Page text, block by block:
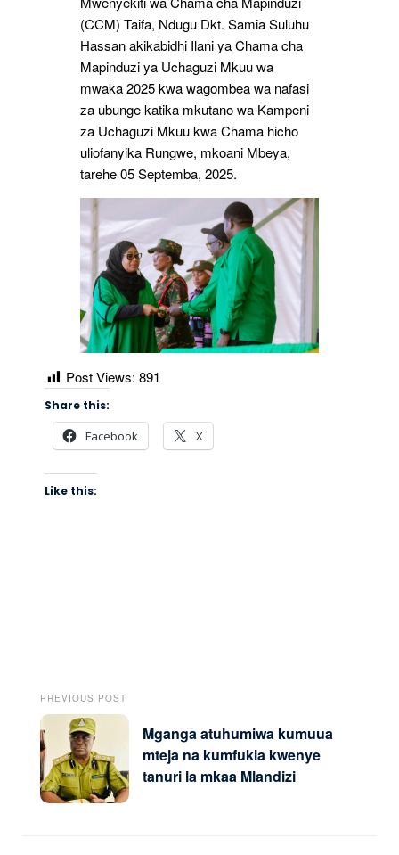
(CCM) Taifa, Ndugu Dkt. Samia Suluhu
Hassan akikabidhi Ilani ya Chama cha
Mapinduzi ya Uchaguzi Mkuu wa
mwaka 2025 kwa wagombea wa nafasi
za ubunge katika mkutano wa Kampeni
za Uchaguzi Mkuu kwa Chama hicho
uliofanyika Rungwe, mkoani Mbeya,
tarehe 05 Septemba, 2025.
Post Views: 891
Share this:
Facebook X
Like this:
PREVIOUS POST
Mganga atuhumiwa kumuua
mteja na kumfukia kwenye
tanuri la mkaa Mlandizi